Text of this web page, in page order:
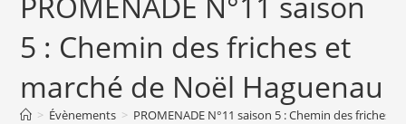
5 : Chemin des friches et
marché de Noël Haguenau
> Évènements > PROMENADE N°11 saison 5 : Chemin des friches